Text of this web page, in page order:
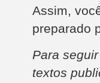
Assim,
preparado
Para
textos